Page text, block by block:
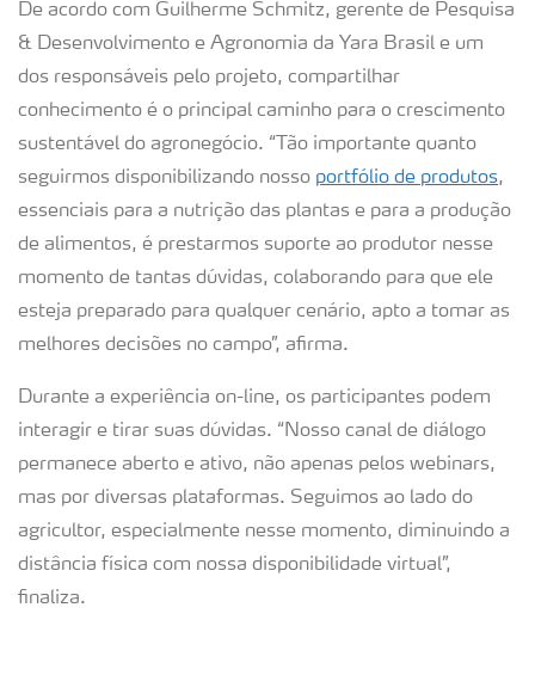
De acordo com Guilherme Schmitz, gerente de Pesquisa
& Desenvolvimento e Agronomia da Yara Brasil e um
dos responsáveis pelo projeto, compartilhar
conhecimento é o principal caminho para o crescimento
sustentável do agronegócio. “Tão importante quanto
seguirmos disponibilizando nosso portfólio de produtos,
essenciais para a nutrição das plantas e para a produção
de alimentos, é prestarmos suporte ao produtor nesse
momento de tantas dúvidas, colaborando para que ele
esteja preparado para qualquer cenário, apto a tomar as
melhores decisões no campo”, afirma.
Durante a experiência on-line, os participantes podem
interagir e tirar suas dúvidas. “Nosso canal de diálogo
permanece aberto e ativo, não apenas pelos webinars,
mas por diversas plataformas. Seguimos ao lado do
agricultor, especialmente nesse momento, diminuindo a
distância física com nossa disponibilidade virtual”,
finaliza.